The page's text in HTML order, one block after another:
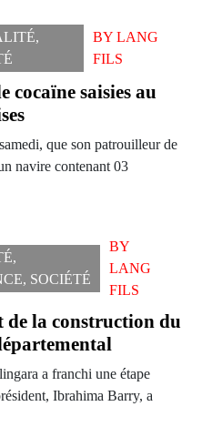
,
BY LANG
FILS
cocaïne saisies au
que son patrouilleur de
navire contenant 03
,
, SOCIÉTÉ
BY
LANG
FILS
la construction du
a franchi une étape
Ibrahima Barry, a